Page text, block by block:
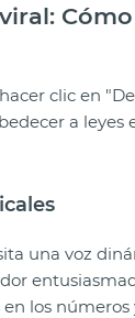
clic en
a
una voz
los números